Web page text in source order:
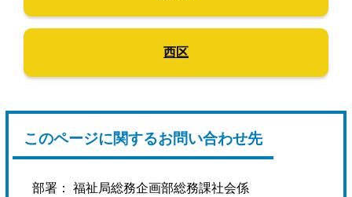
西区
このページに関するお問い合わせ先
部署： 福祉局総務企画部総務課社会係